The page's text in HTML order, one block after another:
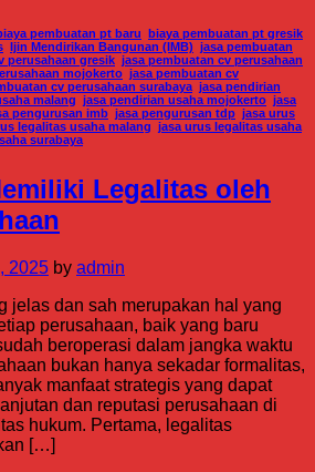
pembuatan pt baru biaya pembuatan pt gresik
Ijin Mendirikan Bangunan (IMB) jasa pembuatan
perusahaan gresik jasa pembuatan cv perusahaan
mojokerto jasa pembuatan cv
cv perusahaan surabaya, jasa pendirian
malang jasa pendirian usaha mojokerto jasa
pengurusan imb jasa pengurusan tdp jasa urus
legalitas usaha malang jasa urus legalitas usaha
surabaya
Legalitas oleh
2025 by admin
jelas dan sah merupakan hal yang
perusahaan, baik yang baru
beroperasi dalam jangka waktu
bukan hanya sekadar formalitas,
manfaat strategis yang dapat
dan reputasi perusahaan di
hukum. Pertama, legalitas
[…]